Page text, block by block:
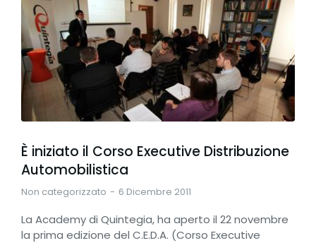
È iniziato il Corso Executive Distribuzione
Automobilistica
Non categorizzato 6 Dicembre 2011
La Academy di Quintegia, ha aperto il 22 novembre
la prima edizione del C.E.D.A. (Corso Executive